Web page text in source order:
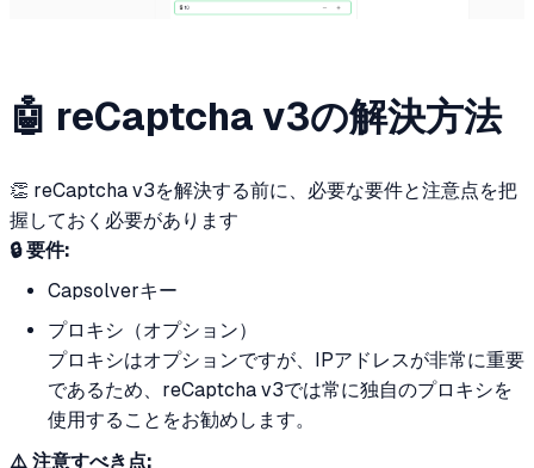
🤖 reCaptcha v3の解決方法
👏 reCaptcha v3を解決する前に、必要な要件と注意点を把
握しておく必要があります
🔒 要件:
Capsolverキー
プロキシ（オプション）
プロキシはオプションですが、IPアドレスが非常に重要
であるため、reCaptcha v3では常に独自のプロキシを
使用することをお勧めします。
⚠️ 注意すべき点: